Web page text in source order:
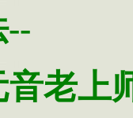
--
老上